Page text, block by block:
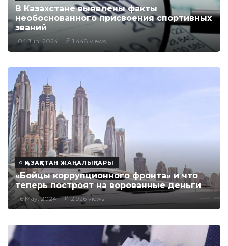
В Казахстане выявлены факты
необоснованного присвоения спортивных
званий
04 Jun, 2024 1,448 views
ҚАЗАҚСТАН ЖАҢАЛЫҚТАРЫ
«Бойцы коррупционного фронта» и что
теперь построят на ворованные деньги
16 May, 2024 2,926 views